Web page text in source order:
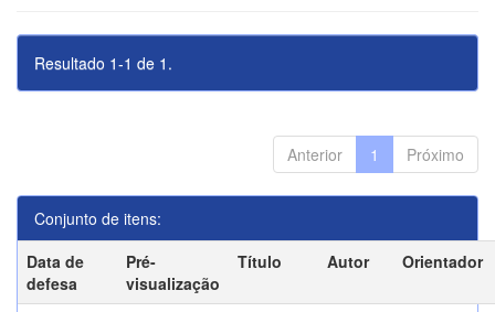
Resultado 1-1 de 1.
Anterior 1 Próximo
Conjunto de itens:
Data de
defesa
Pré-
visualização
Título Autor Orientador